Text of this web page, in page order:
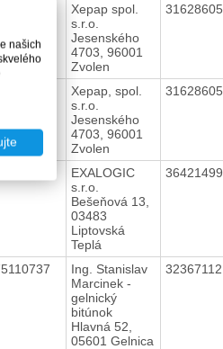
Xepap spol.
s.r.o.
Jesenského
4703, 96001
Zvolen
31628605
Xepap, spol.
s.r.o.
Jesenského
4703, 96001
Zvolen
31628605
EXALOGIC
s.r.o.
Bešeňová 13,
03483
Liptovská
Teplá
36421499
Ing. Stanislav
Marcinek -
gelnický
bitúnok
Hlavná 52,
05601 Gelnica
32367112
našich